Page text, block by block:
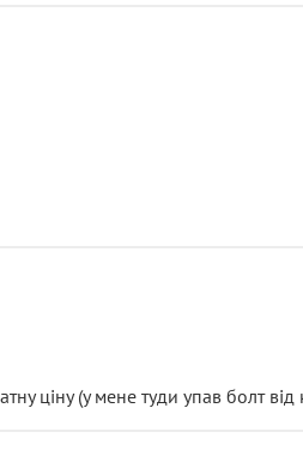
ціну (у мене туди упав болт від